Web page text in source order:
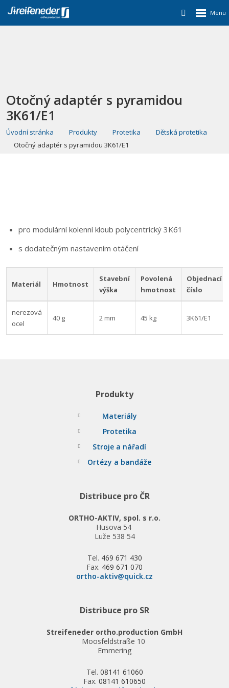
Otočný adaptér s pyramidou
3K61/E1
Úvodní stránka Produkty Protetika
Dětská protetika
Otočný adaptér s pyramidou 3K61/E1
pro modulární kolenní kloub polycentrický 3K61
s dodatečným nastavením otáčení
Materiál Hmotnost
Stavební
výška
Povolená
hmotnost
Objednací
číslo
nerezová
ocel
40 g 2 mm 45 kg 3K61/E1
Produkty
Materiály
Protetika
Stroje a nářadí
Ortézy a bandáže
Distribuce pro ČR
ORTHO-AKTIV, spol. s r.o.
Husova 54
Luže 538 54
Tel. 469 671 430
Fax. 469 671 070
ortho-aktiv@quick.cz
Distribuce pro SR
Streifeneder ortho.production GmbH
Moosfeldstraße 10
Emmering
Tel. 08141 61060
Fax. 08141 610650